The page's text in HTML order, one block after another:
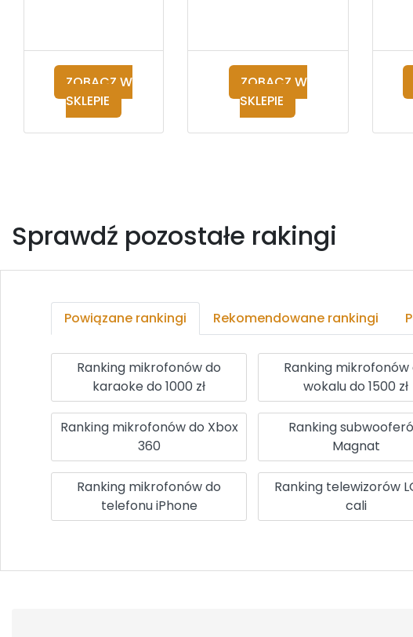
ZOBACZ W
SKLEPIE
ZOBACZ W
SKLEPIE
Sprawdź pozostałe rakingi
Powiązane rankingi Rekomendowane rankingi
Ranking mikrofonów do
karaoke do 1000 zł
Ranking mikrofonów
wokalu do 1500 zł
Ranking mikrofonów do Xbox
360
Ranking
Magnat
Ranking mikrofonów do
telefonu iPhone
Ranking telewizorów
cali